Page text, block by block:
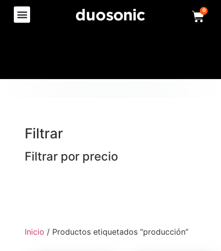
0
Filtrar
Filtrar por precio
Inicio / Productos etiquetados “producción”